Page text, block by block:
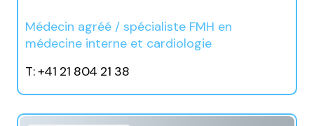
Médecin agréé / spécialiste FMH en
médecine interne et cardiologie
T: +41 21 804 21 38